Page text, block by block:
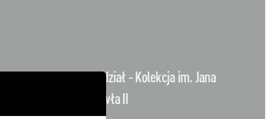
Oddział - Kolekcja im. Jana
Pawła II